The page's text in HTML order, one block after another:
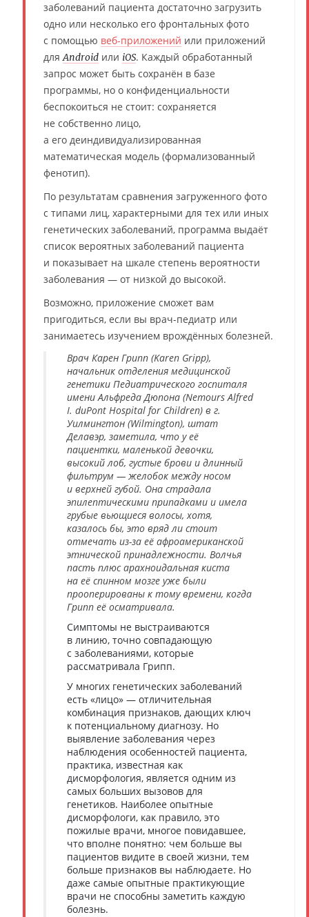
заболеваний пациента достаточно загрузить
одно или несколько его фронтальных фото
с помощью веб-приложений или приложений
дляAndroid или iOS. Каждый обработанный
запрос может быть сохранён в базе
программы, но о конфиденциальности
беспокоиться не стоит: сохраняется
не собственно лицо,
а его деиндивидуализированная
математическая модель (формализованный
фенотип).
По результатам сравнения загруженного фото
с типами лиц, характерными для тех или иных
генетических заболеваний, программа выдаёт
список вероятных заболеваний пациента
и показывает на шкале степень вероятности
заболевания — от низкой до высокой.
Возможно, приложение сможет вам
пригодиться, если вы врач-педиатр или
занимаетесь изучением врождённых болезней.
Врач Карен Грипп (Karen Gripp),
начальник отделения медицинской
генетики Педиатрического госпиталя
имени Альфреда Дюпона (Nemours Alfred
I. duPont Hospital for Children) в г.
Уилмингтон (Wilmington), штат
Делавэр, заметила, что у её
пациентки, маленькой девочки,
высокий лоб, густые брови и длинный
фильтрум — желобок между носом
и верхней губой. Она страдала
эпилептическими припадками и имела
грубые вьющиеся волосы, хотя,
казалось бы, это вряд ли стоит
отмечать из-за её афроамериканской
этнической принадлежности. Волчья
пасть плюс арахноидальная киста
на её спинном мозге уже были
прооперированы к тому времени, когда
Грипп её осматривала.
Симптомы не выстраиваются
в линию, точно совпадающую
с заболеваниями, которые
рассматривала Грипп.
У многих генетических заболеваний
есть «лицо» — отличительная
комбинация признаков, дающих ключ
к потенциальному диагнозу. Но
выявление заболевания через
наблюдения особенностей пациента,
практика, известная как
дисморфология, является одним из
самых больших вызовов для
генетиков. Наиболее опытные
дисморфологи, как правило, это
пожилые врачи, многое повидавшее,
что вполне понятно: чем больше вы
пациентов видите в своей жизни, тем
больше признаков вы наблюдаете. Но
даже самые опытные практикующие
врачи не способны заметить каждую
болезнь.